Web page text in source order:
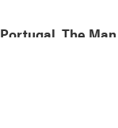
Portugal. The Man